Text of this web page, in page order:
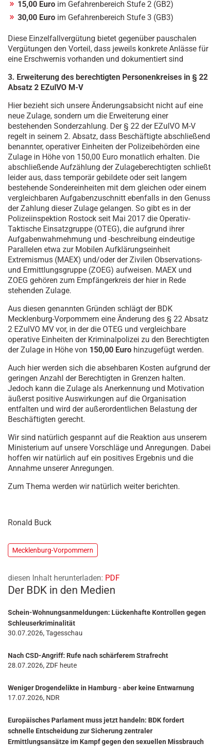
15,00 Euro im Gefahrenbereich Stufe 2 (GB2)
30,00 Euro im Gefahrenbereich Stufe 3 (GB3)
Diese Einzelfallvergütung bietet gegenüber pauschalen
Vergütungen den Vorteil, dass jeweils konkrete Anlässe für
eine Erschwernis vorhanden und dokumentiert sind
3. Erweiterung des berechtigten Personenkreises in § 22
Absatz 2 EZulVO M-V
Hier bezieht sich unsere Änderungsabsicht nicht auf eine
neue Zulage, sondern um die Erweiterung einer
bestehenden Sonderzahlung. Der § 22 der EZulVO M-V
regelt in seinem 2. Absatz, dass Beschäftigte abschließend
benannter, operativer Einheiten der Polizeibehörden eine
Zulage in Höhe von 150,00 Euro monatlich erhalten. Die
abschließende Aufzählung der Zulageberechtigten schließt
leider aus, dass temporär gebildete oder seit langem
bestehende Sondereinheiten mit dem gleichen oder einem
vergleichbaren Aufgabenzuschnitt ebenfalls in den Genuss
der Zahlung dieser Zulage gelangen. So gibt es in der
Polizeiinspektion Rostock seit Mai 2017 die Operativ-
Taktische Einsatzgruppe (OTEG), die aufgrund ihrer
Aufgabenwahrnehmung und -beschreibung eindeutige
Parallelen etwa zur Mobilen Aufklärungseinheit
Extremismus (MAEX) und/oder der Zivilen Observations-
und Ermittlungsgruppe (ZOEG) aufweisen. MAEX und
ZOEG gehören zum Empfängerkreis der hier in Rede
stehenden Zulage.
Aus diesen genannten Gründen schlägt der BDK
Mecklenburg-Vorpommern eine Änderung des § 22 Absatz
2 EZulVO MV vor, in der die OTEG und vergleichbare
operative Einheiten der Kriminalpolizei zu den Berechtigten
der Zulage in Höhe von 150,00 Euro hinzugefügt werden.
Auch hier werden sich die absehbaren Kosten aufgrund der
geringen Anzahl der Berechtigten in Grenzen halten.
Jedoch kann die Zulage als Anerkennung und Motivation
äußerst positive Auswirkungen auf die Organisation
entfalten und wird der außerordentlichen Belastung der
Beschäftigten gerecht.
Wir sind natürlich gespannt auf die Reaktion aus unserem
Ministerium auf unsere Vorschläge und Anregungen. Dabei
hoffen wir natürlich auf ein positives Ergebnis und die
Annahme unserer Anregungen.
Zum Thema werden wir natürlich weiter berichten.
Ronald Buck
Mecklenburg-Vorpommern
diesen Inhalt herunterladen: PDF
Der BDK in den Medien
Schein-Wohnungsanmeldungen: Lückenhafte Kontrollen gegen
Schleuserkriminalität
30.07.2026, Tagesschau
Nach CSD-Angriff: Rufe nach schärferem Strafrecht
28.07.2026, ZDF heute
Weniger Drogendelikte in Hamburg - aber keine Entwarnung
17.07.2026, NDR
Europäisches Parlament muss jetzt handeln: BDK fordert
schnelle Entscheidung zur Sicherung zentraler
Ermittlungsansätze im Kampf gegen den sexuellen Missbrauch